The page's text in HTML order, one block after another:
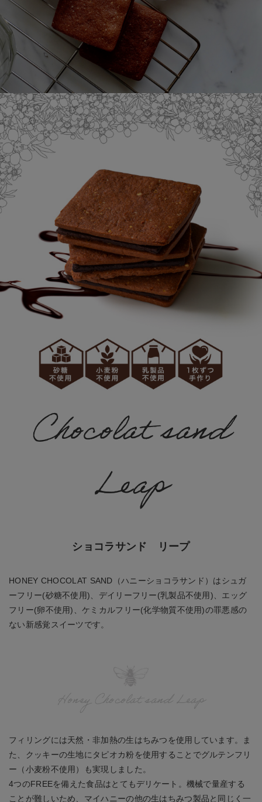
Chocolat sand
Leap
ショコラサンド リープ
HONEY CHOCOLAT SAND（ハニーショコラサンド）はシュガ
ーフリー(砂糖不使用)、デイリーフリー(乳製品不使用)、エッグ
フリー(卵不使用)、ケミカルフリー(化学物質不使用)の罪悪感の
ない新感覚スイーツです。
Honey Chocolat sand Leap
フィリングには天然・非加熱の生はちみつを使用しています。ま
た、クッキーの生地にタピオカ粉を使用することでグルテンフリ
ー（小麦粉不使用）も実現しました。
4つのFREEを備えた食品はとてもデリケート。機械で量産する
ことが難しいため、マイハニーの他の生はちみつ製品と同じく一